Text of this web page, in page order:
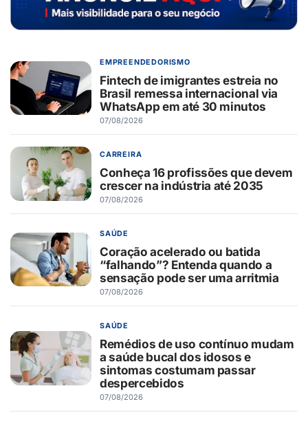
EMPREENDEDORISMO
Fintech de imigrantes estreia no
Brasil remessa internacional via
WhatsApp em até 30 minutos
07/08/2026
CARREIRA
Conheça 16 profissões que devem
crescer na indústria até 2035
07/08/2026
SAÚDE
Coração acelerado ou batida
“falhando”? Entenda quando a
sensação pode ser uma arritmia
07/08/2026
SAÚDE
Remédios de uso contínuo mudam
a saúde bucal dos idosos e
sintomas costumam passar
despercebidos
07/08/2026